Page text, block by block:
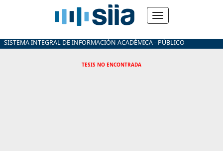
SISTEMA INTEGRAL DE INFORMACIÓN ACADÉMICA - PÚBLICO
TESIS NO ENCONTRADA